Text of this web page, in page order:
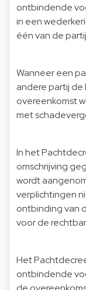
ontbindende
in een
één van de
Wanneer een
andere partij
overeenkomst
met
In het
omschrijving
wordt
verplichtingen
ontbinding van
voor de
Het
ontbindende